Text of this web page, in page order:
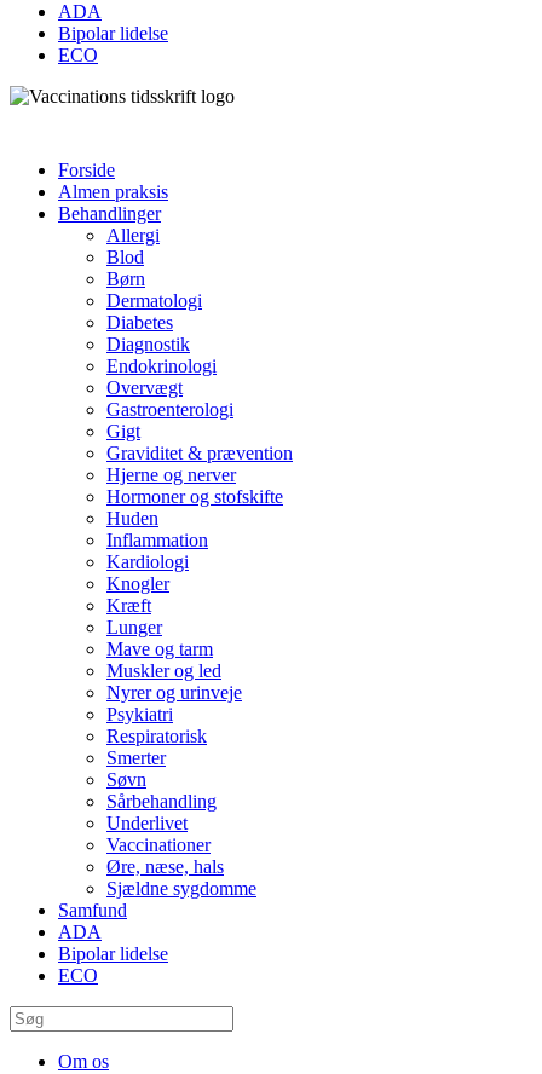
ADA
Bipolar lidelse
ECO
Forside
Almen praksis
Behandlinger
Allergi
Blod
Børn
Dermatologi
Diabetes
Diagnostik
Endokrinologi
Overvægt
Gastroenterologi
Gigt
Graviditet & prævention
Hjerne og nerver
Hormoner og stofskifte
Huden
Inflammation
Kardiologi
Knogler
Kræft
Lunger
Mave og tarm
Muskler og led
Nyrer og urinveje
Psykiatri
Respiratorisk
Smerter
Søvn
Sårbehandling
Underlivet
Vaccinationer
Øre, næse, hals
Sjældne sygdomme
Samfund
ADA
Bipolar lidelse
ECO
Om os